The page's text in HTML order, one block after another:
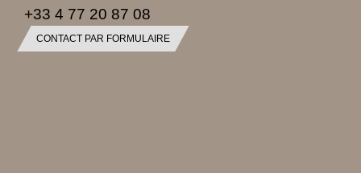
+33 4 77 20 87 08
CONTACT PAR FORMULAIRE